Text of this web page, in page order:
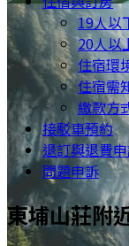
19人以
20人以
住宿環
住宿需
繳款方
接駁車預約
退訂與退費
問題申訴
東埔山莊附